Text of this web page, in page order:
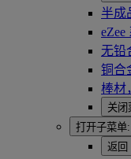
半成
eZee
无铅
铜合
棒材
关闭
打开子菜单:
返回